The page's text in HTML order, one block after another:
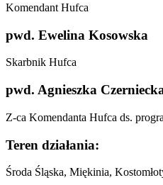
Komendant Hufca
pwd. Ewelina Kosowska
Skarbnik Hufca
pwd. Agnieszka
Z-ca Komendanta Hufca ds.
Teren działania:
Środa Śląska, Miękinia,